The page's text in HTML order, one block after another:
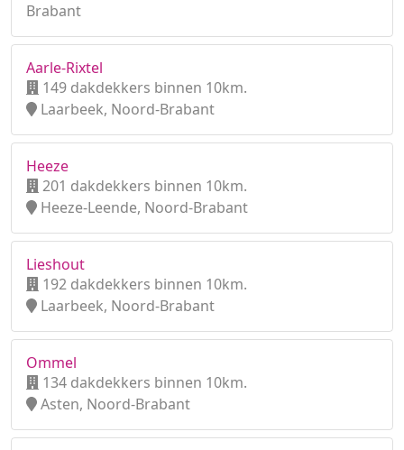
Brabant
Aarle-Rixtel
149 dakdekkers binnen 10km.
Laarbeek, Noord-Brabant
Heeze
201 dakdekkers binnen 10km.
Heeze-Leende, Noord-Brabant
Lieshout
192 dakdekkers binnen 10km.
Laarbeek, Noord-Brabant
Ommel
134 dakdekkers binnen 10km.
Asten, Noord-Brabant